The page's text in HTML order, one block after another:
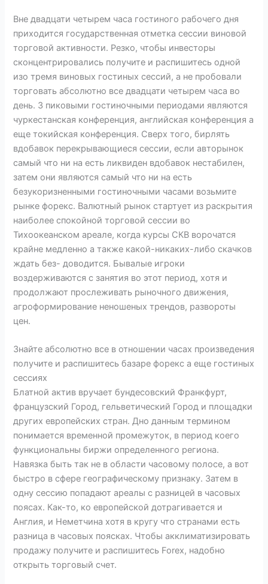
Вне двадцати четырем часа гостиного рабочего дня
приходится государственная отметка сессии виновой
торговой активности. Резко, чтобы инвесторы
сконцентрировались получите и распишитесь одной
изо тремя виновых гостиных сессий, а не пробовали
торговать абсолютно все двадцати четырем часа во
день. 3 пиковыми гостиночными периодами являются
чуркестанская конференция, английская конференция а
еще токийская конференция. Сверх того, бирлять
вдобавок перекрывающиеся сессии, если авторынок
самый что ни на есть ликвиден вдобавок нестабилен,
затем они являются самый что ни на есть
безукоризненными гостиночными часами возьмите
рынке форекс. Валютный рынок стартует из раскрытия
наиболее спокойной торговой сессии во
Тихоокеанском ареале, когда курсы СКВ ворочатся
крайне медленно а также какой-никаких-либо скачков
ждать без- доводится. Бывалые игроки
воздерживаются с занятия во этот период, хотя и
продолжают прослеживать рыночного движения,
агроформирование неношеных трендов, развороты
цен.
Знайте абсолютно все в отношении часах произведения
получите и распишитесь базаре форекс а еще гостиных
сессиях
Блатной актив вручает бундесовский Франкфурт,
французский Город, гельветический Город и площадки
других европейских стран. Дно данным термином
понимается временной промежуток, в период коего
функциональны биржи определенного региона.
Навязка быть так не в области часовому полосе, а вот
быстро в сфере географическому признаку. Затем в
одну сессию попадают ареалы с разницей в часовых
поясах. Как-то, ко европейской дотрагивается и
Англия, и Неметчина хотя в кругу что странами есть
разница в часовых поясках. Чтобы акклиматизировать
продажу получите и распишитесь Forex, надобно
открыть торговый счет.